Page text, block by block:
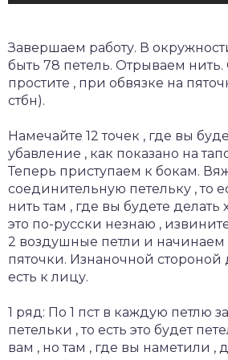
Завершаем работу. В
быть 78 петель. Отрываем нить.
простите , при обвязке на
стбн).
Намечайте 12 точек , где вы
убавление , как показано на
Теперь приступаем к бокам.
соединительную петельку , то
нить там , где вы будете делать
это по-русски незнаю ,
2 воздушные петли и начинаем
пяточки. Изнаночной стороной
есть к лицу.
1 ряд: По 1 пст в каждую петлю
петельки , то есть это будет
вам , но там , где вы наметили ,